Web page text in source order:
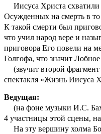
Иисуса Христа схватили
Осужденных на смерть в то
К такой смерти был
что учил народ вере и
приговора Его повели на
Голгофа, что значит
(звучит второй
спектакля «Жизнь Иисуса
Ведущая:
(на фоне музыки И.С.
4 участницы этой сцены,
На эту вершину холма